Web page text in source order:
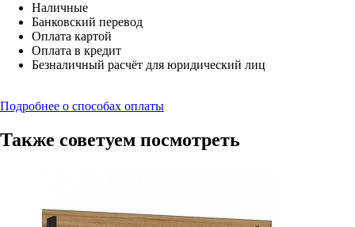
Наличные
Банковский перевод
Оплата картой
Оплата в кредит
Безналичный расчёт для юридический лиц
Подробнее о способах оплаты
Также советуем посмотреть